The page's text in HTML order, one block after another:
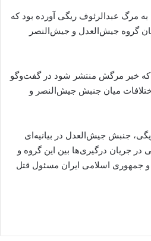
به مرگ عبدالرئوف ریگی آورده بود که
گروه جیش‌العدل و جیش‌النصر
که خبر مرگش منتشر شود در گفت‌وگو
اختلافات میان جنبش جیش‌النصر و
جنبش جیش‌العدل در بیانیه‌ای
جریان درگیری‌ها بین این گروه و
جمهوری اسلامی ایران مسئول قتل